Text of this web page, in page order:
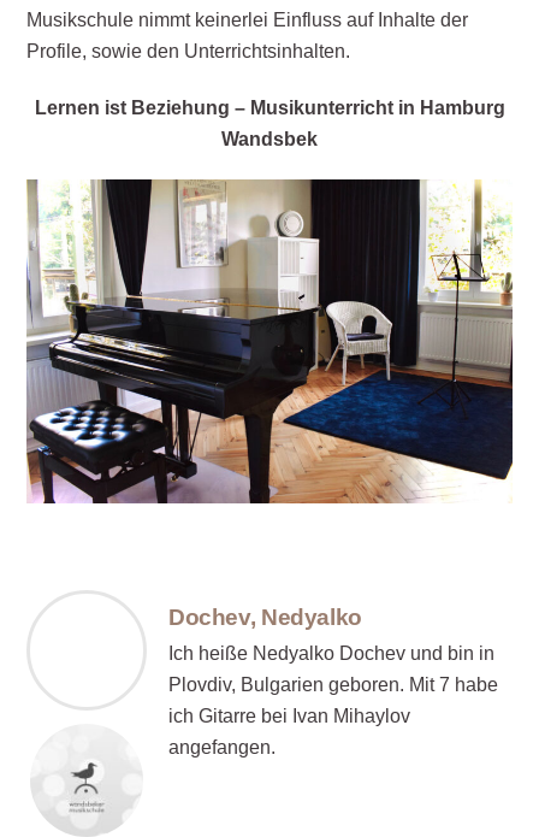
Musikschule nimmt keinerlei Einfluss auf Inhalte der
Profile, sowie den Unterrichtsinhalten.
Lernen ist Beziehung – Musikunterricht in Hamburg
Wandsbek
Dochev, Nedyalko
Ich heiße Nedyalko Dochev und bin in
Plovdiv, Bulgarien geboren. Mit 7 habe
ich Gitarre bei Ivan Mihaylov
angefangen.